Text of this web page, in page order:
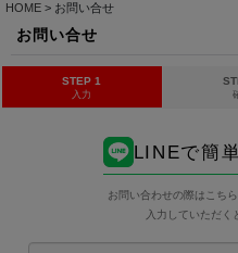
HOME > お問い合せ
お問い合せ
STEP 1
入力
LINEで簡
お問い合わせの際はこち
入力していただく